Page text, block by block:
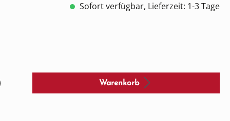
Sofort verfügbar, Lieferzeit: 1-3 Tage
Warenkorb